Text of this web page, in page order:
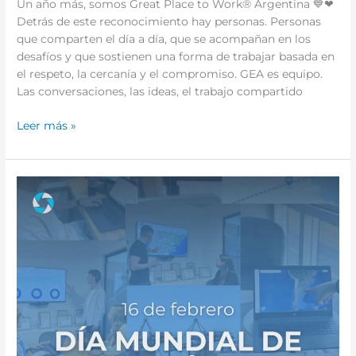
Un año más, somos Great Place to Work® Argentina 💙❤
Detrás de este reconocimiento hay personas. Personas
que comparten el día a día, que se acompañan en los
desafíos y que sostienen una forma de trabajar basada en
el respeto, la cercanía y el compromiso. GEA es equipo.
Las conversaciones, las ideas, el trabajo compartido
Leer más »
Mundial
qué
conmemoramos
en
GEA
Logistics